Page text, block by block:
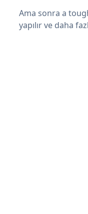
Ama sonra a
yapılır ve daha